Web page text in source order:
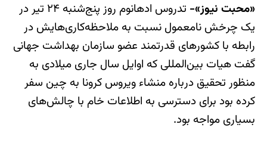
«محبت نیوز»-
تدروس ادهانوم روز پنج‌شنبه ۲۴ تیر در
یک چرخش نامعمول نسبت به ملاحظه‌کاری‌هایش در
رابطه با کشورهای قدرتمند عضو سازمان بهداشت جهانی
گفت هیات بین‌المللی که اوایل سال جاری میلادی به
منظور تحقیق درباره منشاء ویروس کرونا به چین سفر
کرده بود برای دسترسی به اطلاعات خام با چالش‌های
بسیاری مواجه بود.